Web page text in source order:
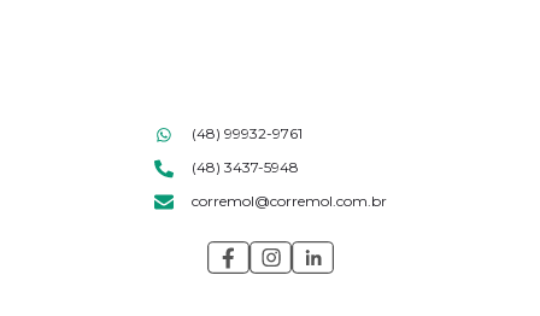
(48) 99932-9761
(48) 3437-5948
corremol@corremol.com.br